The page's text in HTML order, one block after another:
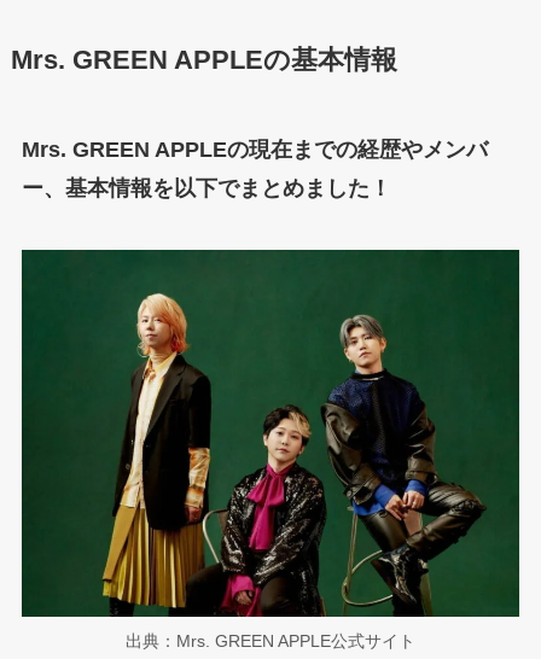
Mrs. GREEN APPLEの基本情報
Mrs. GREEN APPLEの現在までの経歴やメンバ
ー、基本情報を以下でまとめました！
出典：Mrs. GREEN APPLE公式サイト